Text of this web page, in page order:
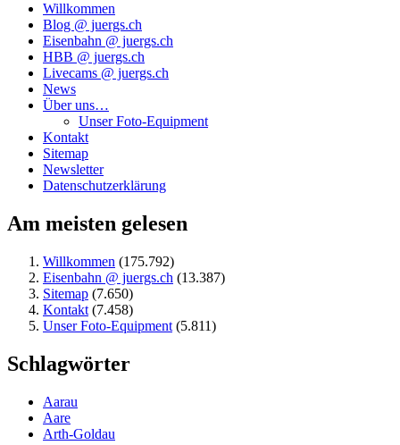
Willkommen
Blog @ juergs.ch
Eisenbahn @ juergs.ch
HBB @ juergs.ch
Livecams @ juergs.ch
News
Über uns…
Unser Foto-Equipment
Kontakt
Sitemap
Newsletter
Datenschutzerklärung
Am meisten gelesen
Willkommen (175.792)
Eisenbahn @ juergs.ch (13.387)
Sitemap (7.650)
Kontakt (7.458)
Unser Foto-Equipment (5.811)
Schlagwörter
Aarau
Aare
Arth-Goldau